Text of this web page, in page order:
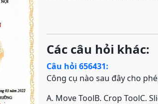
Các câu hỏi khác:
Câu hỏi 656431:
Công cụ nào sau đây cho
A. Move ToolB. Crop ToolC.